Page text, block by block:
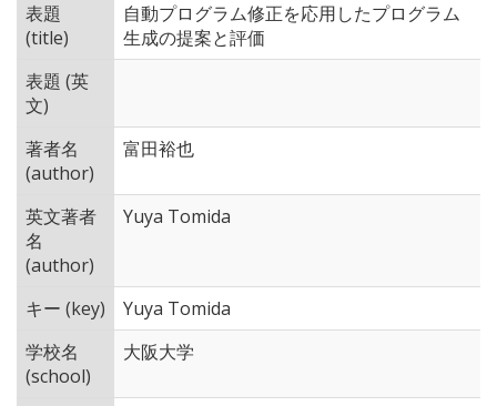
表題
(title)
自動プログラム修正を応用したプログラム
生成の提案と評価
表題 (英
文)
著者名
(author)
富田裕也
英文著者
名
(author)
Yuya Tomida
キー (key)
Yuya Tomida
学校名
(school)
大阪大学